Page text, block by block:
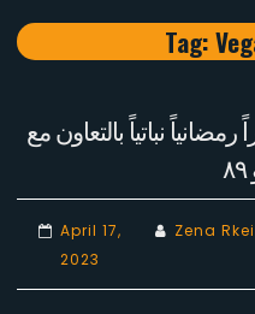
Tag:
نباتياً بالتعاون مع
April 17,
2023
Zena